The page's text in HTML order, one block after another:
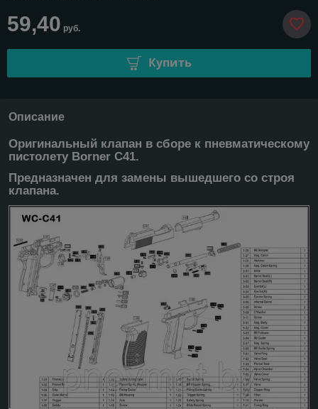
59,40 руб.
Купить
Описание
Оригинальный клапан в сборе к пневматическому
пистолету Borner С41.
Предназначен для замены вышедшего со строя
клапана.